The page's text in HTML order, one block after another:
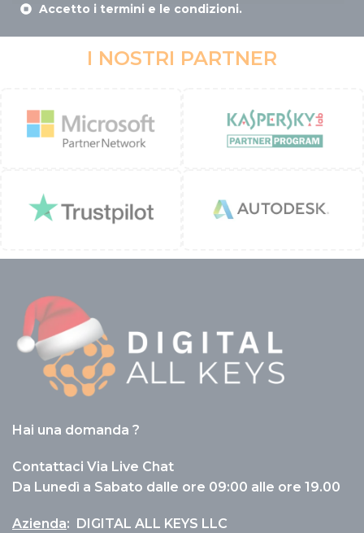
Accetto i termini e le condizioni.
I NOSTRI PARTNER
Hai una domanda ?
Contattaci Via Live Chat
Da Lunedì a Sabato dalle ore 09:00 alle ore 19.00
Azienda: DIGITAL ALL KEYS LLC